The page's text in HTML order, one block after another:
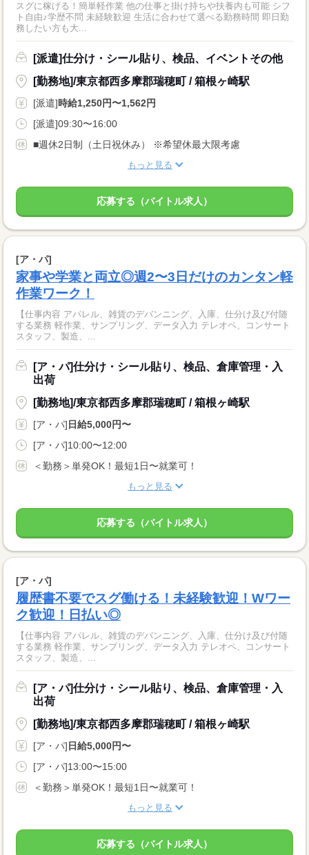
スグに稼げる！簡単軽作業 他の仕事と掛け持ちや扶養内も可能 シフ
ト自由♪学歴不問 未経験歓迎 生活に合わせて選べる勤務時間 即日勤
務したい方も大...
[派遣]仕分け・シール貼り、検品、イベントその他
[勤務地]/東京都西多摩郡瑞穂町 / 箱根ヶ崎駅
[派遣]時給1,250円〜1,562円
[派遣]09:30〜16:00
■週休2日制（土日祝休み） ※希望休最大限考慮
もっと見る
応募する（バイトル求人）
[ア・パ]
家事や学業と両立◎週2〜3日だけのカンタン軽
作業ワーク！
【仕事内容 アパレル、雑貨のデバンニング、入庫、仕分け及び付随
する業務 軽作業、サンプリング、データ入力 テレオペ、コンサート
スタッフ、製造、...
[ア・パ]仕分け・シール貼り、検品、倉庫管理・入
出荷
[勤務地]/東京都西多摩郡瑞穂町 / 箱根ヶ崎駅
[ア・パ] 日給5,000円〜
[ア・パ]10:00〜12:00
＜勤務＞単発OK！最短1日〜就業可！
もっと見る
応募する（バイトル求人）
[ア・パ]
履歴書不要でスグ働ける！未経験歓迎！Wワー
ク歓迎！日払い◎
【仕事内容 アパレル、雑貨のデバンニング、入庫、仕分け及び付随
する業務 軽作業、サンプリング、データ入力 テレオペ、コンサート
スタッフ、製造、...
[ア・パ]仕分け・シール貼り、検品、倉庫管理・入
出荷
[勤務地]/東京都西多摩郡瑞穂町 / 箱根ヶ崎駅
[ア・パ] 日給5,000円〜
[ア・パ]13:00〜15:00
＜勤務＞単発OK！最短1日〜就業可！
もっと見る
応募する（バイトル求人）